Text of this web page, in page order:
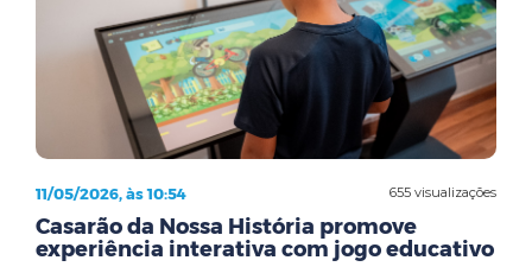
655 visualizações
11/05/2026, às 10:54
Casarão da Nossa História promove
experiência interativa com jogo educativo